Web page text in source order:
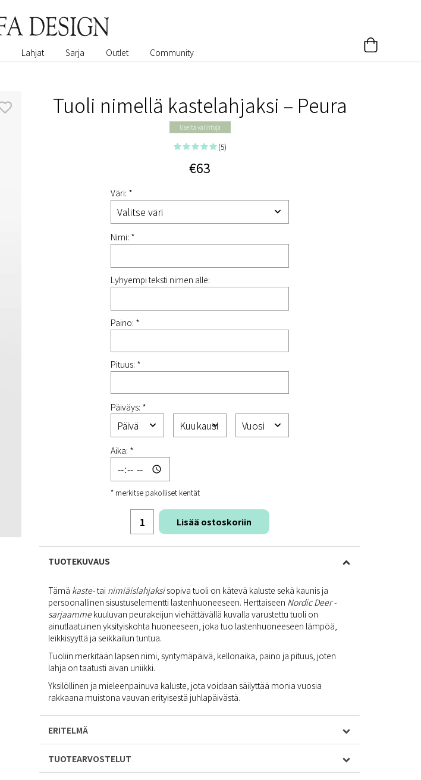
Lahjat Sarja Outlet Community
Tuoli nimellä kastelahjaksi – Peura
Useita valintoja
(5)
€63
Väri: *
Nimi: *
Lyhyempi teksti nimen alle:
Paino: *
Pituus: *
Päiväys: *
Aika: *
* merkitse pakolliset kentät
Lisää ostoskoriin
TUOTEKUVAUS
Tämä kaste-tai nimiäislahjaksisopiva tuoli on kätevä kaluste sekä kaunis ja
persoonallinen sisustuselementti lastenhuoneeseen. Herttaiseen Nordic Deer -
sarjaamme kuuluvan peurakeijun viehättävällä kuvalla varustettu tuoli on
ainutlaatuinen yksityiskohta huoneeseen, joka tuo lastenhuoneeseen lämpöä,
leikkisyyttä ja seikkailun tuntua.
Tuoliin merkitään lapsen nimi, syntymäpäivä, kellonaika, paino ja pituus, joten
lahja on taatusti aivan uniikki.
Yksilöllinen ja mieleenpainuva kaluste, jota voidaan säilyttää monia vuosia
rakkaana muistona vauvan erityisestä juhlapäivästä.
ERITELMÄ
TUOTEARVOSTELUT